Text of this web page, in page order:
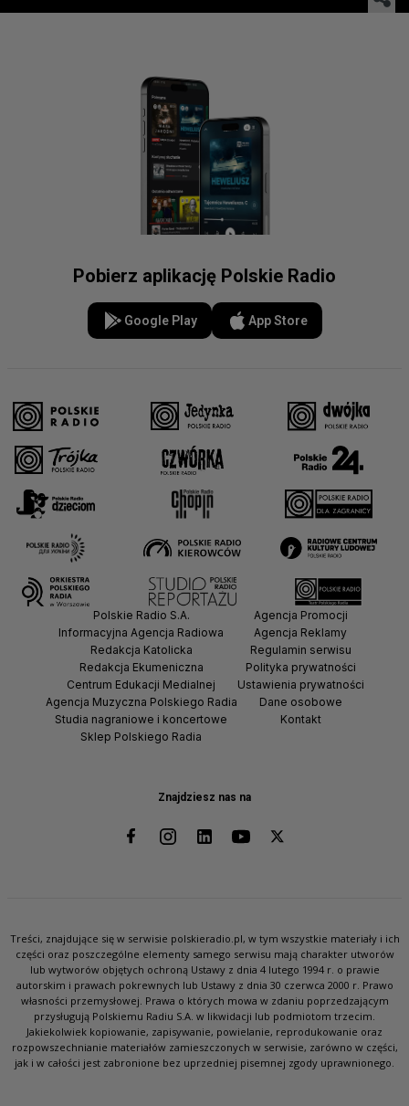
Pobierz aplikację Polskie Radio
Google Play App Store
Znajdziesz nas na
Polskie Radio S.A.
Informacyjna Agencja Radiowa
Redakcja Katolicka
Redakcja Ekumeniczna
Centrum Edukacji Medialnej
Agencja Muzyczna Polskiego Radia
Studia nagraniowe i koncertowe
Sklep Polskiego Radia
Agencja Promocji
Agencja Reklamy
Regulamin serwisu
Polityka prywatności
Ustawienia prywatności
Dane osobowe
Kontakt
Treści, znajdujące się w serwisie polskieradio.pl, w tym wszystkie materiały i ich
części oraz poszczególne elementy samego serwisu mają charakter utworów
lub wytworów objętych ochroną Ustawy z dnia 4 lutego 1994 r. o prawie
autorskim i prawach pokrewnych lub Ustawy z dnia 30 czerwca 2000 r. Prawo
własności przemysłowej. Prawa o których mowa w zdaniu poprzedzającym
przysługują Polskiemu Radiu S.A. w likwidacji lub podmiotom trzecim.
Jakiekolwiek kopiowanie, zapisywanie, powielanie, reprodukowanie oraz
rozpowszechnianie materiałów zamieszczonych w serwisie, zarówno w części,
jak i w całości jest zabronione bez uprzedniej pisemnej zgody uprawnionego.